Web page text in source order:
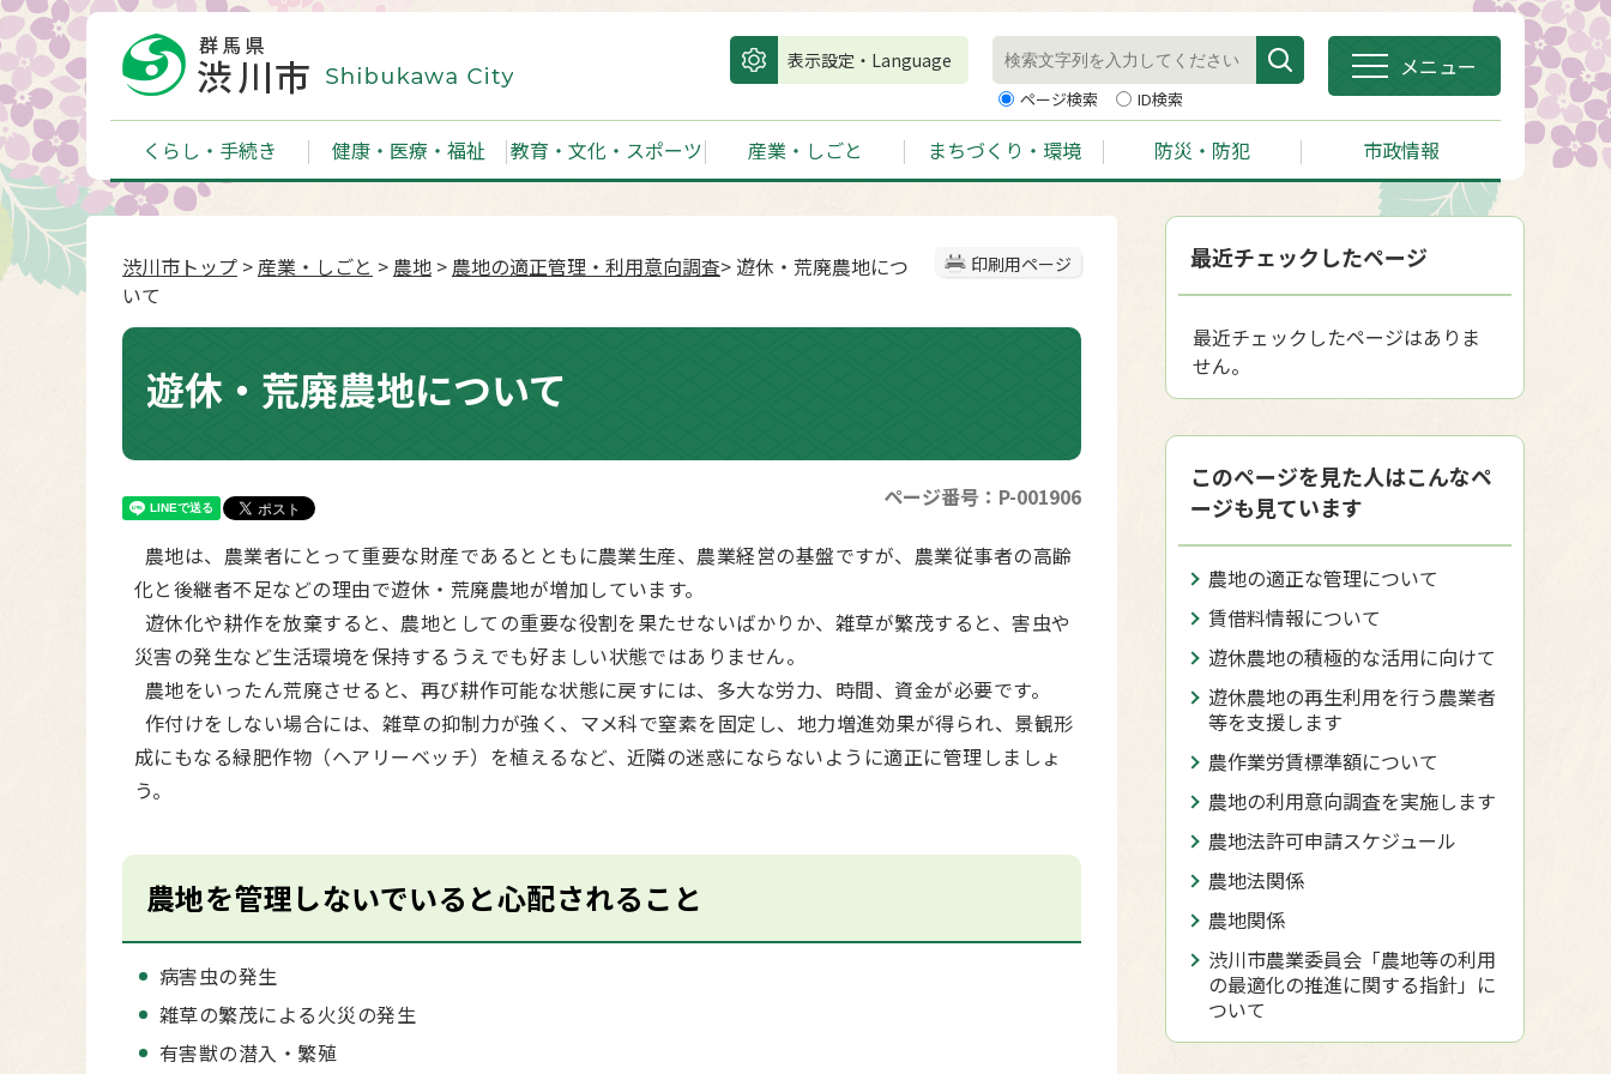
表示設定・Language
ページ検索 ID検索
メニュー
くらし・手続き 健康・医療・福祉 教育・文化・スポーツ 産業・しごと まちづくり・環境 防災・防犯 市政情報
印刷用ページ
渋川市トップ >産業・しごと > 農地 > 農地の適正管理・利用意向調査> 遊休・荒廃農地につ
いて
遊休・荒廃農地について
ページ番号：P-001906
農地は、農業者にとって重要な財産であるとともに農業生産、農業経営の基盤ですが、農業従事者の高齢
化と後継者不足などの理由で遊休・荒廃農地が増加しています。
遊休化や耕作を放棄すると、農地としての重要な役割を果たせないばかりか、雑草が繁茂すると、害虫や
災害の発生など生活環境を保持するうえでも好ましい状態ではありません。
農地をいったん荒廃させると、再び耕作可能な状態に戻すには、多大な労力、時間、資金が必要です。
作付けをしない場合には、雑草の抑制力が強く、マメ科で窒素を固定し、地力増進効果が得られ、景観形
成にもなる緑肥作物（ヘアリーベッチ）を植えるなど、近隣の迷惑にならないように適正に管理しましょ
う。
農地を管理しないでいると心配されること
病害虫の発生
雑草の繁茂による火災の発生
有害獣の潜入・繁殖
最近チェックしたページ
最近チェックしたページはありま
せん。
このページを見た人はこんなペ
ージも見ています
農地の適正な管理について
賃借料情報について
遊休農地の積極的な活用に向けて
遊休農地の再生利用を行う農業者
等を支援します
農作業労賃標準額について
農地の利用意向調査を実施します
農地法許可申請スケジュール
農地法関係
農地関係
渋川市農業委員会「農地等の利用
の最適化の推進に関する指針」に
ついて